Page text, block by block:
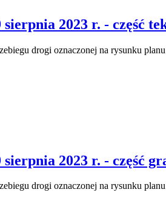
2023 r. - część
drogi oznaczonej na rysunku
2023 r. - część
drogi oznaczonej na rysunku